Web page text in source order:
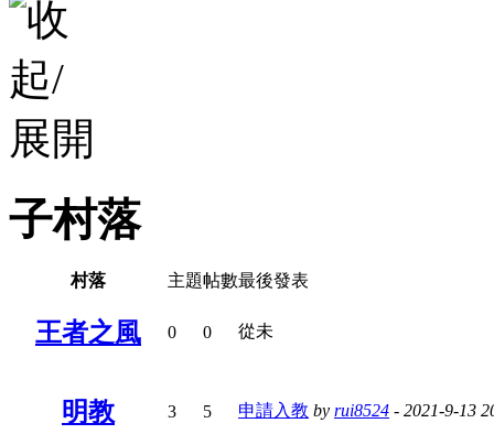
子村落
村落 主題帖數最後發表
王者之風 0 0 從未
明教 3 5 申請入教 by rui8524 - 2021-9-13